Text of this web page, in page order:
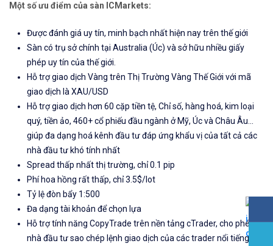
Một số ưu điểm của sàn ICMarkets:
Được đánh giá uy tín, minh bạch nhất hiện nay trên thế giới
Sàn có trụ sở chính tại Australia (Úc) và sở hữu nhiều giấy
phép uy tín của thế giới.
Hỗ trợ giao dịch Vàng trên Thị Trường Vàng Thế Giới với mã
giao dịch là XAU/USD
Hỗ trợ giao dịch hơn 60 cặp tiền tệ, Chỉ số, hàng hoá, kim loại
quý, tiền ảo, 460+ cổ phiếu đầu ngành ở Mỹ, Úc và Châu Âu...
giúp đa dạng hoá kênh đầu tư đáp ứng khẩu vị của tất cả các
nhà đầu tư khó tính nhất
Spread thấp nhất thị trường, chỉ 0.1 pip
Phí hoa hồng rất thấp, chỉ 3.5$/lot
Tỷ lệ đòn bẩy 1:500
Đa dạng tài khoản để chọn lựa
Hỗ trợ tính năng CopyTrade trên nền tảng cTrader, cho phép
nhà đầu tư sao chép lệnh giao dịch của các trader nổi tiếng